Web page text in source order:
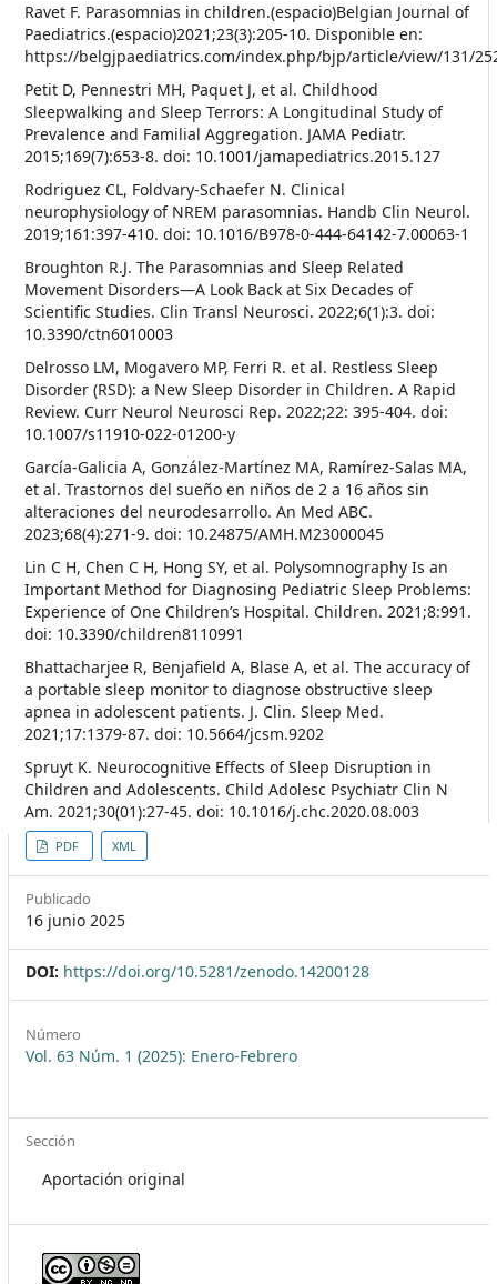
Ravet F. Parasomnias in children.(espacio)Belgian Journal of
Paediatrics.(espacio)2021;23(3):205-10. Disponible en:
https://belgjpaediatrics.com/index.php/bjp/article/view/131/
Petit D, Pennestri MH, Paquet J, et al. Childhood
Sleepwalking and Sleep Terrors: A Longitudinal Study of
Prevalence and Familial Aggregation. JAMA Pediatr.
2015;169(7):653-8. doi: 10.1001/jamapediatrics.2015.127
Rodriguez CL, Foldvary-Schaefer N. Clinical
neurophysiology of NREM parasomnias. Handb Clin Neurol.
2019;161:397-410. doi: 10.1016/B978-0-444-64142-7.00063-1
Broughton R.J. The Parasomnias and Sleep Related
Movement Disorders—A Look Back at Six Decades of
Scientific Studies. Clin Transl Neurosci. 2022;6(1):3. doi:
10.3390/ctn6010003
Delrosso LM, Mogavero MP, Ferri R. et al. Restless Sleep
Disorder (RSD): a New Sleep Disorder in Children. A Rapid
Review. Curr Neurol Neurosci Rep. 2022;22: 395-404. doi:
10.1007/s11910-022-01200-y
García-Galicia A, González-Martínez MA, Ramírez-Salas MA,
et al. Trastornos del sueño en niños de 2 a 16 años sin
alteraciones del neurodesarrollo. An Med ABC.
2023;68(4):271-9. doi: 10.24875/AMH.M23000045
Lin C H, Chen C H, Hong SY, et al. Polysomnography Is an
Important Method for Diagnosing Pediatric Sleep Problems:
Experience of One Children’s Hospital. Children. 2021;8:991.
doi: 10.3390/children8110991
Bhattacharjee R, Benjafield A, Blase A, et al. The accuracy of
a portable sleep monitor to diagnose obstructive sleep
apnea in adolescent patients. J. Clin. Sleep Med.
2021;17:1379-87. doi: 10.5664/jcsm.9202
Spruyt K. Neurocognitive Effects of Sleep Disruption in
Children and Adolescents. Child Adolesc Psychiatr Clin N
Am. 2021;30(01):27-45. doi: 10.1016/j.chc.2020.08.003
PDF XML
Publicado
16 junio 2025
DOI: https://doi.org/10.5281/zenodo.14200128
Número
Vol. 63 Núm. 1 (2025): Enero-Febrero
Sección
Aportación original